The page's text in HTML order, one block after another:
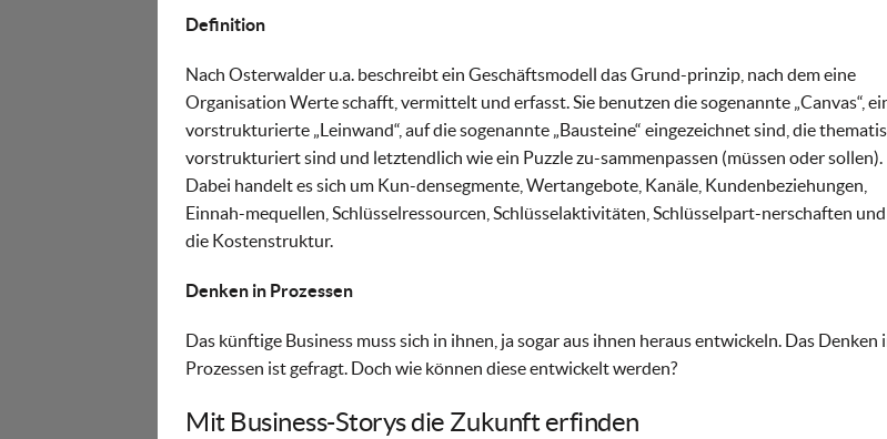
Definition
Nach Osterwalder u.a. beschreibt ein Geschäftsmodell das Grund-prinzip, nach dem eine
Organisation Werte schafft, vermittelt und erfasst. Sie benutzen die sogenannte „Canvas“,
vorstrukturierte „Leinwand“, auf die sogenannte „Bausteine“ eingezeichnet sind, die
vorstrukturiert sind und letztendlich wie ein Puzzle zu-sammenpassen (müssen oder sollen).
Dabei handelt es sich um Kun-densegmente, Wertangebote, Kanäle, Kundenbeziehungen,
Einnah-mequellen, Schlüsselressourcen, Schlüsselaktivitäten, Schlüsselpart-nerschaften und
die Kostenstruktur.
Denken in Prozessen
Das künftige Business muss sich in ihnen, ja sogar aus ihnen heraus entwickeln. Das Denken
Prozessen ist gefragt. Doch wie können diese entwickelt werden?
Mit Business-Storys die Zukunft erfinden